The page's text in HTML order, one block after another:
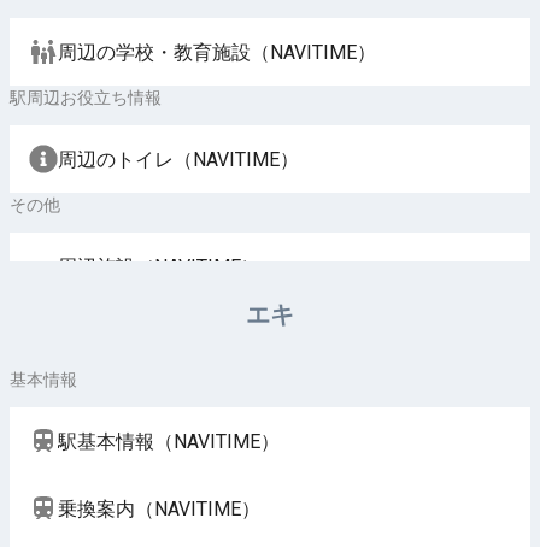
周辺の学校・教育施設（NAVITIME）
駅周辺お役立ち情報
周辺のトイレ（NAVITIME）
その他
周辺施設（NAVITIME）
エキ
基本情報
駅基本情報（NAVITIME）
乗換案内（NAVITIME）